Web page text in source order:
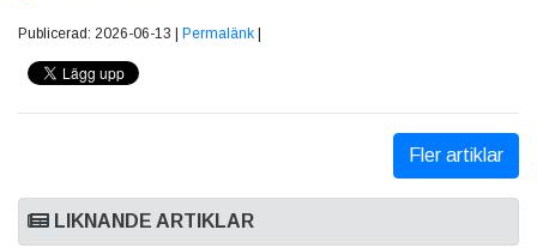
Publicerad: 2026-06-13 | Permalänk |
Fler artiklar
LIKNANDE ARTIKLAR